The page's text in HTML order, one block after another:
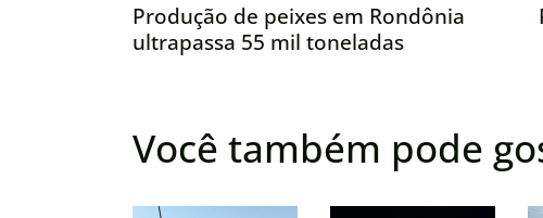
Produção de peixes em Rondônia
ultrapassa 55 mil toneladas
Você também pode